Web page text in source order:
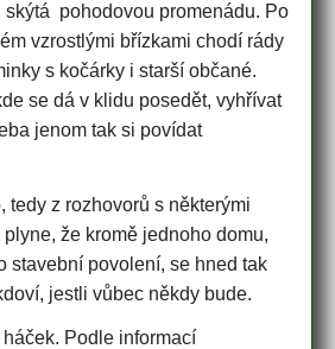
skýtá pohodovou promenádu. Po
vzrostlými břízkami chodí rády
s kočárky i starší občané.
se dá v klidu posedět, vyhřívat
jenom tak si povídat
tedy z rozhovorů s některými
že kromě jednoho domu,
stavební povolení, se hned tak
jestli vůbec někdy bude.
Podle informací